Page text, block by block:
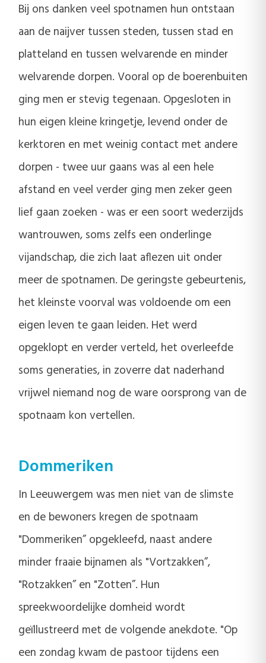
Bij ons danken veel spotnamen hun ontstaan
aan de naijver tussen steden, tussen stad en
platteland en tussen welvarende en minder
welvarende dorpen. Vooral op de boerenbuiten
ging men er stevig tegenaan. Opgesloten in
hun eigen kleine kringetje, levend onder de
kerktoren en met weinig contact met andere
dorpen - twee uur gaans was al een hele
afstand en veel verder ging men zeker geen
lief gaan zoeken - was er een soort wederzijds
wantrouwen, soms zelfs een onderlinge
vijandschap, die zich laat aflezen uit onder
meer de spotnamen. De geringste gebeurtenis,
het kleinste voorval was voldoende om een
eigen leven te gaan leiden. Het werd
opgeklopt en verder verteld, het overleefde
soms generaties, in zoverre dat naderhand
vrijwel niemand nog de ware oorsprong van de
spotnaam kon vertellen.
Dommeriken
In Leeuwergem was men niet van de slimste
en de bewoners kregen de spotnaam
"Dommeriken” opgekleefd, naast andere
minder fraaie bijnamen als "Vortzakken”,
"Rotzakken” en "Zotten”. Hun
spreekwoordelijke domheid wordt
geïllustreerd met de volgende anekdote. "Op
een zondag kwam de pastoor tijdens een